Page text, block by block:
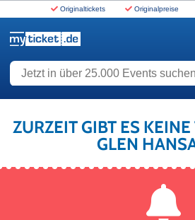
Originaltickets Originalpreise
Jetzt in über 25.000 Events suchen
ZURZEIT GIBT ES
GLEN